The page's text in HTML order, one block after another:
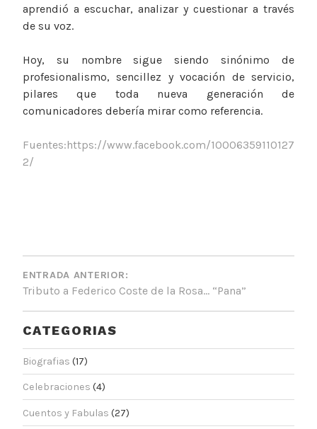
aprendió a escuchar, analizar y cuestionar a través
de su voz.
Hoy, su nombre sigue siendo sinónimo de
profesionalismo, sencillez y vocación de servicio,
pilares que toda nueva generación de
comunicadores debería mirar como referencia.
Fuentes:https://www.facebook.com/10006359110127
2/
N
A
V
E
G
A
C
I
ENTRADA ANTERIOR:
Tributo a Federico Coste de la Rosa… “Pana”
CATEGORIAS
Biografias (17)
Celebraciones (4)
Cuentos y Fabulas (27)